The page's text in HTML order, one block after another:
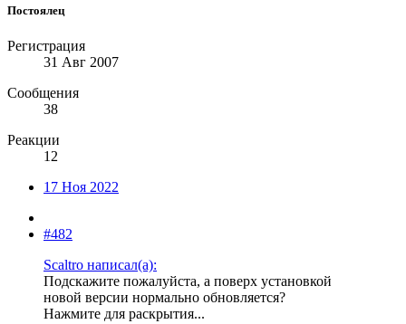
Постоялец
Регистрация
31 Авг 2007
Сообщения
38
Реакции
12
17 Ноя 2022
#482
Scaltro написал(а):
Подскажите пожалуйста, а поверх установкой
новой версии нормально обновляется?
Нажмите для раскрытия...